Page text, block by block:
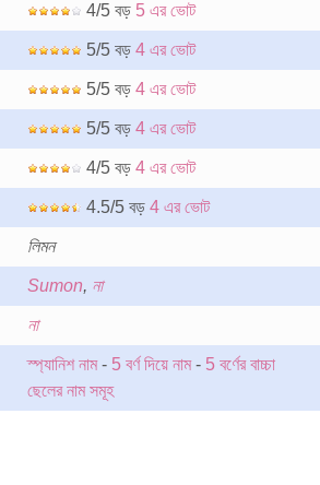
4/5 বড় 5 এর ভোট
5/5 বড় 4 এর ভোট
5/5 বড় 4 এর ভোট
5/5 বড় 4 এর ভোট
4/5 বড় 4 এর ভোট
4.5/5 বড় 4 এর ভোট
লিমন
Sumon, না
না
স্প্যানিশ নাম- 5 বর্ণ দিয়ে নাম- 5 বর্ণের বাচ্চা
ছেলের নাম সমূহ